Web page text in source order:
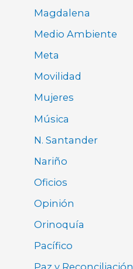
Magdalena
Medio Ambiente
Meta
Movilidad
Mujeres
Música
N. Santander
Nariño
Oficios
Opinión
Orinoquía
Pacífico